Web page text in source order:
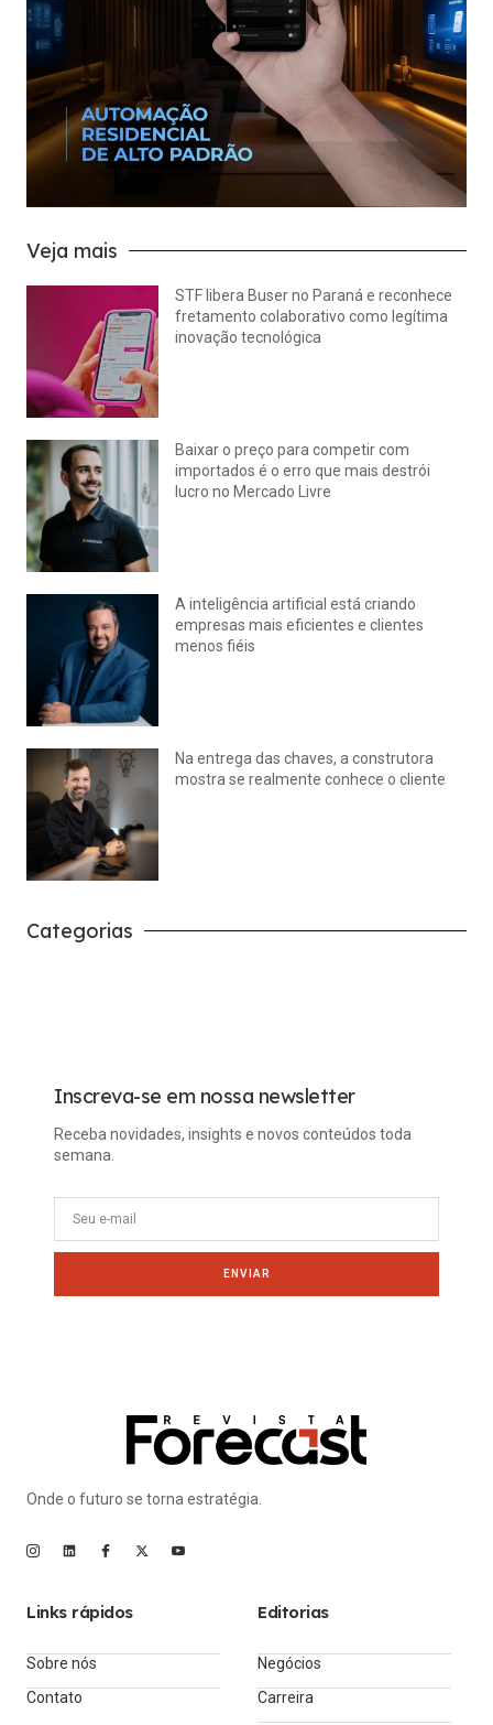
Veja mais
STF libera Buser no Paraná e reconhece
fretamento colaborativo como legítima
inovação tecnológica
Baixar o preço para competir com
importados é o erro que mais destrói
lucro no Mercado Livre
A inteligência artificial está criando
empresas mais eficientes e clientes
menos fiéis
Na entrega das chaves, a construtora
mostra se realmente conhece o cliente
Categorias
Inscreva-se em nossa newsletter
Receba novidades, insights e novos conteúdos toda
semana.
ENVIAR
Onde o futuro se torna estratégia.
Links rápidos
Sobre nós
Contato
Editorias
Negócios
Carreira